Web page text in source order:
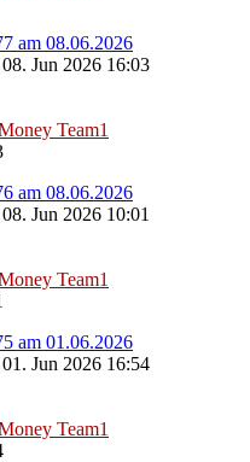
am 08.06.2026
Jun 2026 16:03
Team1
am 08.06.2026
Jun 2026 10:01
Team1
am 01.06.2026
Jun 2026 16:54
Team1